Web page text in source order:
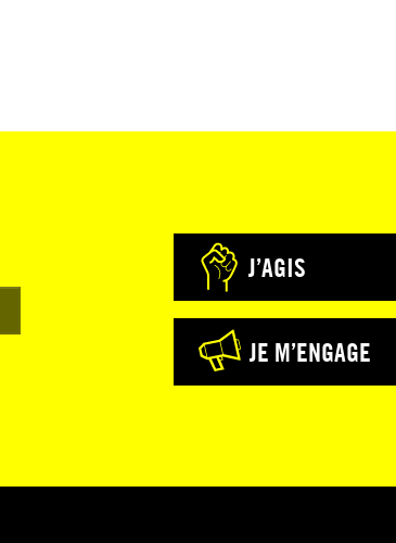
J’AGIS
JE M’ENGAGE